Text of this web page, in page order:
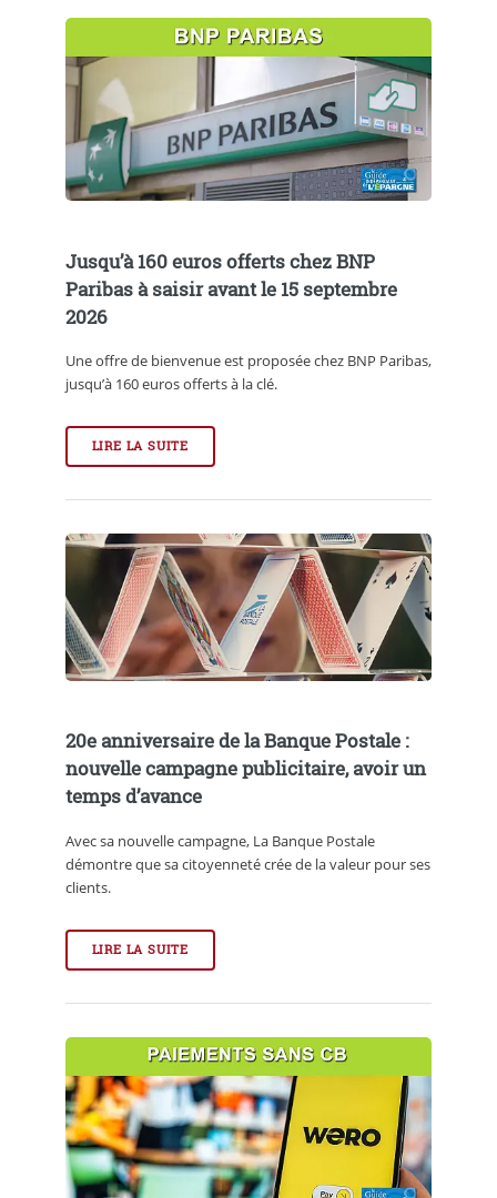
Jusqu’à 160 euros offerts chez BNP
Paribas à saisir avant le 15 septembre
2026
Une offre de bienvenue est proposée chez BNP Paribas,
jusqu’à 160 euros offerts à la clé.
LIRE LA SUITE
20e anniversaire de la Banque Postale :
nouvelle campagne publicitaire, avoir un
temps d’avance
Avec sa nouvelle campagne, La Banque Postale
démontre que sa citoyenneté crée de la valeur pour ses
clients.
LIRE LA SUITE